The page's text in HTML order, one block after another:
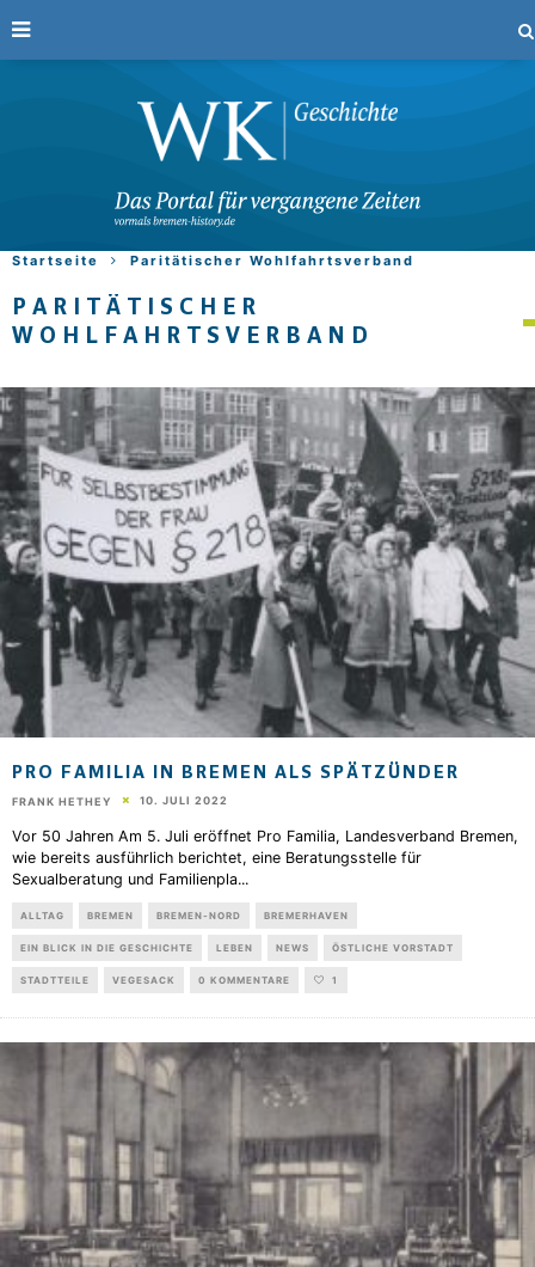
Startseite Paritätischer Wohlfahrtsverband
PARITÄTISCHER
WOHLFAHRTSVERBAND
PRO FAMILIA IN BREMEN ALS SPÄTZÜNDER
FRANK HETHEY 10. JULI 2022
Vor 50 Jahren Am 5. Juli eröffnet Pro Familia, Landesverband Bremen,
wie bereits ausführlich berichtet, eine Beratungsstelle für
Sexualberatung und Familienpla...
ALLTAG BREMEN BREMEN-NORD BREMERHAVEN
EIN BLICK IN DIE GESCHICHTE LEBEN NEWS ÖSTLICHE VORSTADT
STADTTEILE VEGESACK 0 KOMMENTARE 1